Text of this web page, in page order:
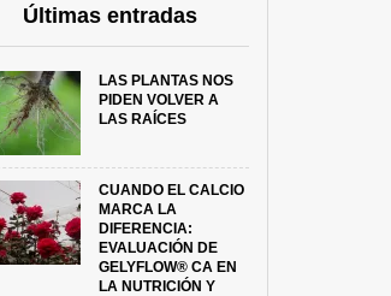
Últimas entradas
LAS PLANTAS NOS
PIDEN VOLVER A
LAS RAÍCES
CUANDO EL CALCIO
MARCA LA
DIFERENCIA:
EVALUACIÓN DE
GELYFLOW® CA EN
LA NUTRICIÓN Y